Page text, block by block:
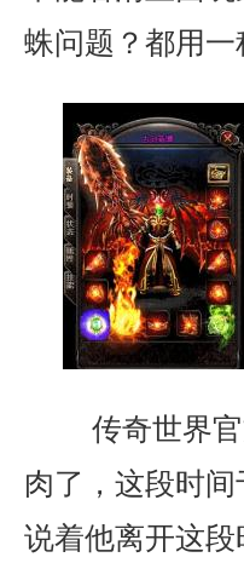
蛛问题？都用一
传奇世界官
肉了，这段时
说着他离开这